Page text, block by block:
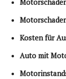
Kosten für
Auto mit